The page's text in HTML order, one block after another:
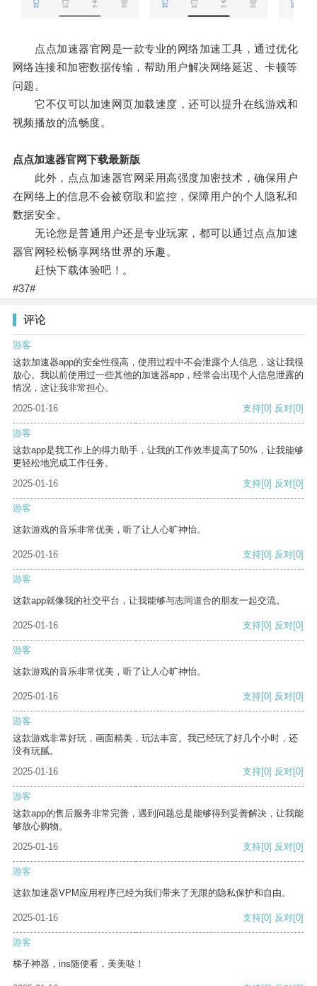
点点加速器官网是一款专业的网络加速工具，通过优化
网络连接和加密数据传输，帮助用户解决网络延迟、卡顿等
问题。
它不仅可以加速网页加载速度，还可以提升在线游戏和
视频播放的流畅度。
点点加速器官网下载最新版
此外，点点加速器官网采用高强度加密技术，确保用户
在网络上的信息不会被窃取和监控，保障用户的个人隐私和
数据安全。
无论您是普通用户还是专业玩家，都可以通过点点加速
器官网轻松畅享网络世界的乐趣。
赶快下载体验吧！。
#37#
评论
游客
这款加速器app的安全性很高，使用过程中不会泄露个人信息，这让我很
放心。我以前使用过一些其他的加速器app，经常会出现个人信息泄露的
情况，这让我非常担心。
2025-01-16
支持[0] 反对[0]
游客
这款app是我工作上的得力助手，让我的工作效率提高了50%，让我能够
更轻松地完成工作任务。
2025-01-16
支持[0] 反对[0]
游客
这款游戏的音乐非常优美，听了让人心旷神怡。
2025-01-16 支持[0] 反对[0]
游客
这款app就像我的社交平台，让我能够与志同道合的朋友一起交流。
2025-01-16 支持[0] 反对[0]
游客
这款游戏的音乐非常优美，听了让人心旷神怡。
2025-01-16 支持[0] 反对[0]
游客
这款游戏非常好玩，画面精美，玩法丰富。我已经玩了好几个小时，还
没有玩腻。
2025-01-16
支持[0] 反对[0]
游客
这款app的售后服务非常完善，遇到问题总是能够得到妥善解决，让我能
够放心购物。
2025-01-16
支持[0] 反对[0]
游客
这款加速器VPM应用程序已经为我们带来了无限的隐私保护和自由。
2025-01-16 支持[0] 反对[0]
游客
梯子神器，ins随便看，美美哒！